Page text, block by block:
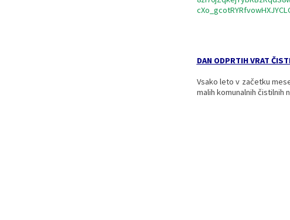
DAN ODPRTIH VRAT
Vsako leto v začetku
malih komunalnih čistilnih